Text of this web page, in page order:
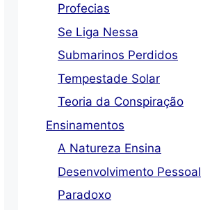
Profecias
Se Liga Nessa
Submarinos Perdidos
Tempestade Solar
Teoria da Conspiração
Ensinamentos
A Natureza Ensina
Desenvolvimento Pessoal
Paradoxo